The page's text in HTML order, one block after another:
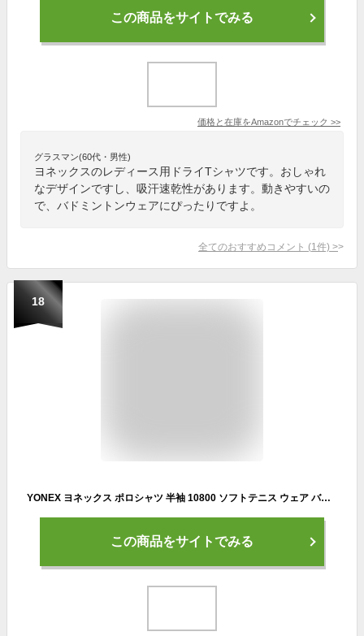
この商品をサイトでみる
価格と在庫をAmazonでチェック >>
グラスマン(60代・男性)
ヨネックスのレディース用ドライTシャツです。おしゃれ
なデザインですし、吸汗速乾性があります。動きやすいの
で、バドミントンウェアにぴったりですよ。
全てのおすすめコメント (1 件) >
18
YONEX ヨネックス ポロシャツ 半袖 10800 ソフトテニス ウェア バドミントン ウェア ユニフォーム テニスウェア ヨネックス バドミントン ウェア ヨネックス バドミントン ユニフォーム 軟式テニス テニス ポロシャツ ゲームシャツ 吸汗速乾 soft tennis 10300の後継品番
この商品をサイトでみる